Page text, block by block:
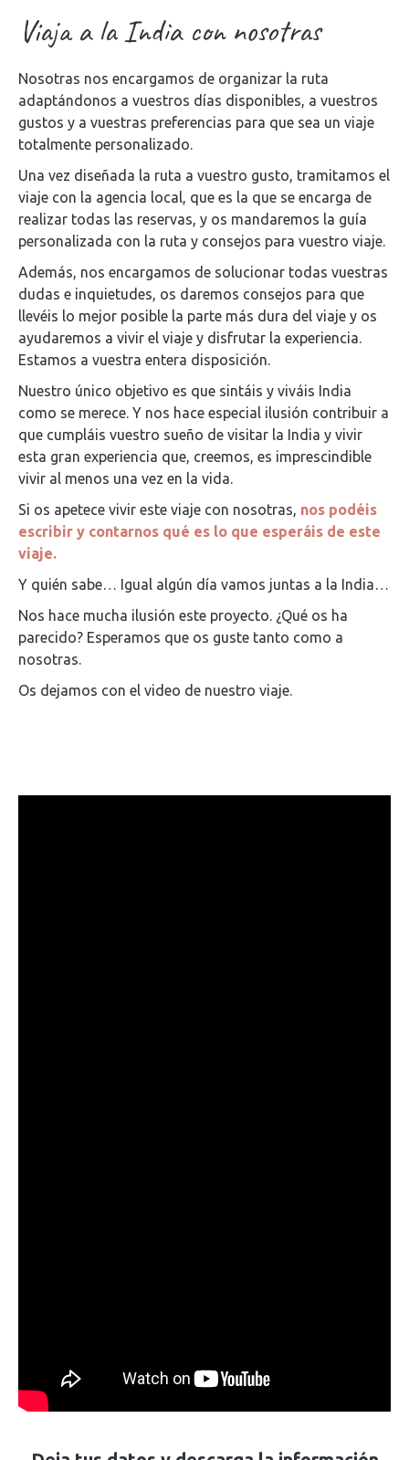
Viaja a la India con nosotras
Nosotras nos encargamos de organizar la ruta
adaptándonos a vuestros días disponibles, a vuestros
gustos y a vuestras preferencias para que sea un viaje
totalmente personalizado.
Una vez diseñada la ruta a vuestro gusto, tramitamos el
viaje con la agencia local, que es la que se encarga de
realizar todas las reservas, y os mandaremos la guía
personalizada con la ruta y consejos para vuestro viaje.
Además, nos encargamos de solucionar todas vuestras
dudas e inquietudes, os daremos consejos para que
llevéis lo mejor posible la parte más dura del viaje y os
ayudaremos a vivir el viaje y disfrutar la experiencia.
Estamos a vuestra entera disposición.
Nuestro único objetivo es que sintáis y viváis India
como se merece. Y nos hace especial ilusión contribuir a
que cumpláis vuestro sueño de visitar la India y vivir
esta gran experiencia que, creemos, es imprescindible
vivir al menos una vez en la vida.
Si os apetece vivir este viaje con nosotras, nos podéis
escribir y contarnos qué es lo que esperáis de este
viaje.
Y quién sabe… Igual algún día vamos juntas a la India…
Nos hace mucha ilusión este proyecto. ¿Qué os ha
parecido? Esperamos que os guste tanto como a
nosotras.
Os dejamos con el video de nuestro viaje.